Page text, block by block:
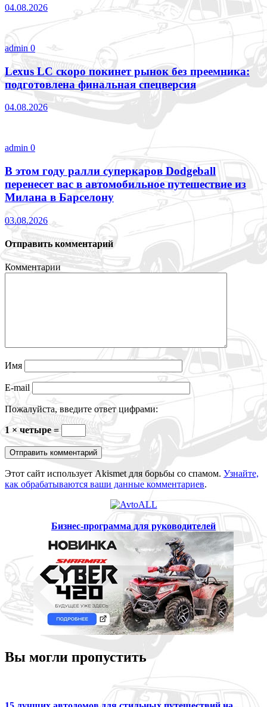
04.08.2026
admin 0
Lexus LC скоро покинет рынок без преемника:
подготовлена финальная спецверсия
04.08.2026
admin 0
В этом году ралли суперкаров Dodgeball
перенесет вас в автомобильное путешествие из
Милана в Барселону
03.08.2026
Отправить комментарий
Комментарии
Имя
E-mail
Пожалуйста, введите ответ цифрами:
1 × четыре =
Этот сайт использует Akismet для борьбы со спамом. Узнайте,
как обрабатываются ваши данные комментариев.
Бизнес-программа для руководителей
Вы могли пропустить